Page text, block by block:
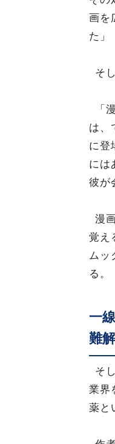
画を
た」
そ
「
は、
に登
には
彼が
漫
覚え
ムッ
る。
一
難
そ
業界
薬と